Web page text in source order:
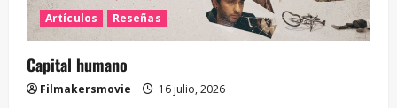
Artículos Reseñas
Capital humano
Filmakersmovie 16 julio, 2026